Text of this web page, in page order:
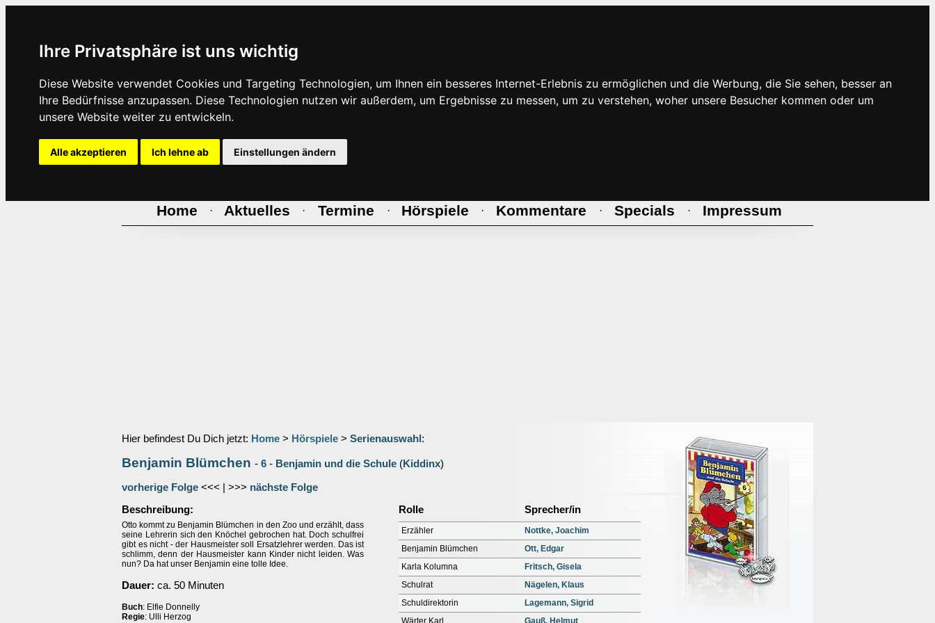
Ihre Privatsphäre ist uns wichtig
Diese Website verwendet Cookies und Targeting Technologien, um Ihnen ein besseres Internet-Erlebnis zu ermöglichen und die Werbung, die Sie sehen, besser an
Ihre Bedürfnisse anzupassen. Diese Technologien nutzen wir außerdem, um Ergebnisse zu messen, um zu verstehen, woher unsere Besucher kommen oder um
unsere Website weiter zu entwickeln.
Alle akzeptieren Ich lehne ab Einstellungen ändern
Home · Aktuelles · Termine · Hörspiele · Kommentare · Specials · Impressum
Hier befindest Du Dich jetzt: Home > Hörspiele > Serienauswahl :
Benjamin Blümchen - 6 - Benjamin und die Schule (Kiddinx)
vorherige Folge <<< | >>> nächste Folge
Beschreibung:
Otto kommt zu Benjamin Blümchen in den Zoo und erzählt, dass
seine Lehrerin sich den Knöchel gebrochen hat. Doch schulfrei
gibt es nicht - der Hausmeister soll Ersatzlehrer werden. Das ist
schlimm, denn der Hausmeister kann Kinder nicht leiden. Was
nun? Da hat unser Benjamin eine tolle Idee.
Dauer: ca. 50 Minuten
Buch: Elfie Donnelly
Regie: Ulli Herzog
Rolle Sprecher/in
Erzähler
Nottke, Joachim
Benjamin Blümchen
Ott, Edgar
Karla Kolumna
Fritsch, Gisela
Schulrat
Nägelen, Klaus
Schuldirektorin
Lagemann, Sigrid
Wärter Karl
Gauß, Helmut